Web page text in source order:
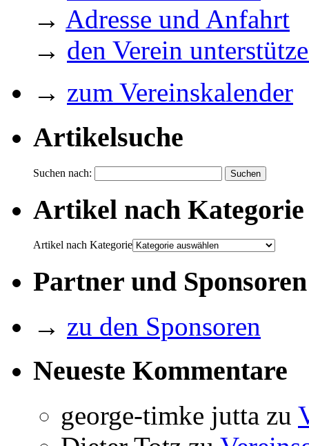
→ Adresse und Anfahrt
→ den Verein
→ zum Vereinskalender
Artikelsuche
Suchen nach:
Artikel nach Kategorie
Artikel nach Kategorie
Partner und Sponsoren
→ zu den Sponsoren
Neueste Kommentare
george-timke jutta zu